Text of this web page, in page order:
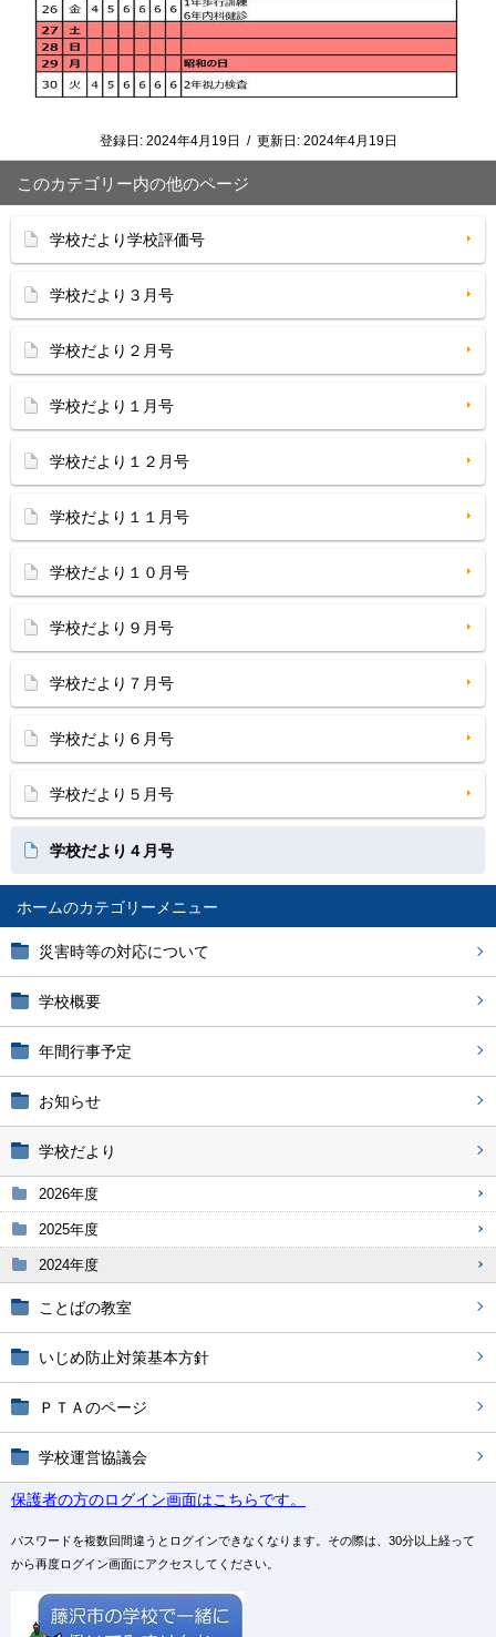
ホーム
災害時等の対応について
学校概要
年間行事予定
お知らせ
学校だより
2026年度
2025年度
2024年度
ことばの教室
いじめ防止対策基本方針
ＰＴＡのページ
学校運営協議会
保護者の方のログイン画面はこちらです。
パスワードを複数回間違うとログインできなくなります。その際は、30分以上経って
から再度ログイン画面にアクセスしてください。
登録日: 2024年4月19日 / 更新日: 2024年4月19日
このカテゴリー内の他のページ
学校だより学校評価号
学校だより３月号
学校だより２月号
学校だより１月号
学校だより１２月号
学校だより１１月号
学校だより１０月号
学校だより９月号
学校だより７月号
学校だより６月号
学校だより５月号
学校だより４月号